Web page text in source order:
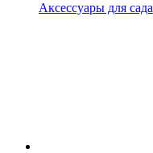
Аксессуары для сада